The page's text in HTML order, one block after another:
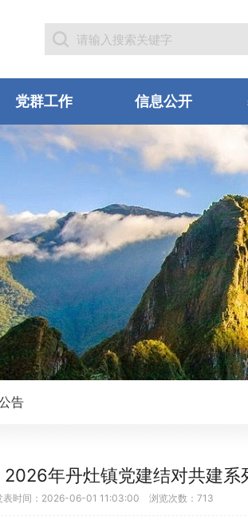
党群工作 信息公开
告
年丹灶镇党建结对共建系
表时间：2026-06-01 11:03:00 浏览次数：713